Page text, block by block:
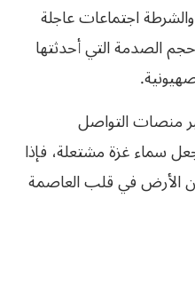
اجتماعات عاجلة
الصدمة التي أحدثتها
منصات التواصل
سماء غزة مشتعلة، فإذا
الأرض في قلب العاصمة